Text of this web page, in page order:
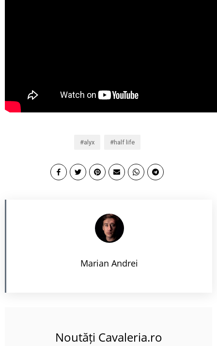
alyx half life
Marian Andrei
Noutăți Cavaleria.ro